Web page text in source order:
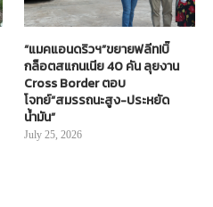
“แมคแอนดริวฯ”ขยายฟลีท!บิ๊
กล็อตสแกนเนีย 40 คัน ลุยงาน
Cross Border ตอบ
โจทย์“สมรรถนะสูง-ประหยัด
น้ำมัน”
July 25, 2026